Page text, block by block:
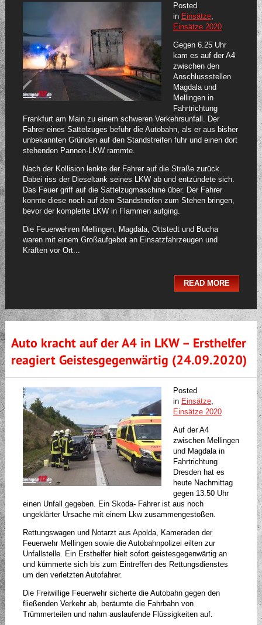
Posted
in Einsätze,
Einsätze 2020
Gegen 6.25 Uhr
kam es auf der A4
zwischen den
Anschlussstellen
Magdala und
Mellingen in
Fahrtrichtung
Frankfurt am Main zu einem schweren Verkehrsunfall. Der
Fahrer eines Sattelzuges befuhr die Autobahn, als er aus bisher
unbekannten Gründen auf den Standstreifen fuhr und einen dort
stehenden Pannen-LKW rammte.
Nach der Kollision lenkte der Fahrer auf die Straße zurück.
Dabei riss der Dieseltank seines LKW ab und entzündete sich.
Das Feuer griff auf die Sattelzugmaschine über. Der Fahrer
konnte diese noch auf dem Standstreifen zum Stehen bringen,
bevor der komplette LKW in Flammen aufging.
Die Feuerwehren Mellingen, Magdala, Ottstedt und Bucha
waren mit einem Großaufgebot an Einsatzfahrzeugen und
Kräften vor Ort...
READ MORE
Auto kracht auf der A4 in LKW – Ersthelfer
reagiert Geistesgegenwärtig (24.09.2020)
Posted
in Einsätze,
Einsätze 2020
Auf der A4
zwischen Mellingen
und Magdala in
Fahrtrichtung
Dresden hat es
heute Nachmittag
gegen 13.50 Uhr
einen Unfall gegeben. Ein Skoda- Fahrer ist aus noch
ungeklärter Ursache mit einem Lkw zusammengestoßen.
Rettungswagen und Notarzt aus Apolda, Kameraden der
Feuerwehr Mellingen sowie die Autobahnpolizei eilten zur
Unfallstelle. Ein Ersthelfer hielt sofort geistesgegenwärtig an
und kümmerte sich bis zum Eintreffen des Rettungsdienstes
um den verletzten Autofahrer.
Die Freiwillige Feuerwehr sicherte die Autobahn gegen den
fließenden Verkehr ab, beräumte die Fahrbahn von
Trümmerteilen und nahm auslaufende Flüssigkeiten auf.